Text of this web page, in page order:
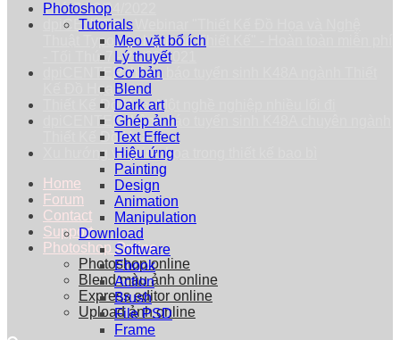
Thứ 7 23/04/2022
dpiCENTER - Webinar "Thiết Kế Đồ Họa và Nghệ
Thuật Typography trong Thiết Kế" - Hoàn toàn miễn phí
- Tối Thứ 7 - 25/09/2021
dpiCENTER thông báo tuyển sinh K48A ngành Thiết
Kế Đồ Họa
Thiết Kế Đồ Họa: Một nghề nghiệp nhiều lối đi
dpiCENTER thông báo tuyển sinh K48A chuyên ngành
Thiết Kế Đồ Họa
Xu hướng vẽ minh họa trong thiết kế bao bì
Home
Forum
Contact
Support
Photoshop Online
Photoshop online
Blend màu ảnh online
Express editor online
Upload ảnh online
Photoshop
Tutorials
Mẹo vặt bổ ích
Lý thuyết
Cơ bản
Blend
Dark art
Ghép ảnh
Text Effect
Hiệu ứng
Painting
Design
Animation
Manipulation
Download
Software
Ebook
Action
Brush
File PSD
Frame